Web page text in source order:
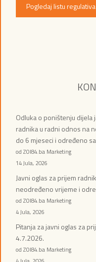
Pogledaj listu regulativa
Odluka o poništenju dijela
radnika u radni odnos na
do 6 mjeseci i određeno
od ZOI84.ba Marketing
14 Jula, 2026
Javni oglas za prijem
neodređeno vrijeme i
od ZOI84.ba Marketing
4 Jula, 2026
Pitanja za javni oglas za
4.7.2026.
od ZOI84.ba Marketing